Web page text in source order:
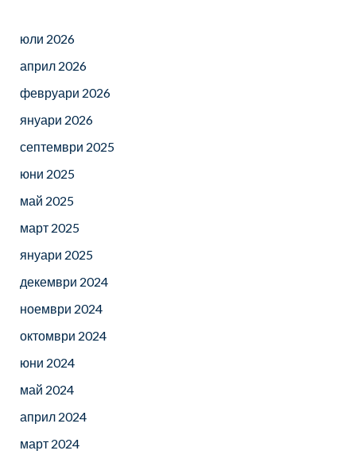
юли 2026
април 2026
февруари 2026
януари 2026
септември 2025
юни 2025
май 2025
март 2025
януари 2025
декември 2024
ноември 2024
октомври 2024
юни 2024
май 2024
април 2024
март 2024